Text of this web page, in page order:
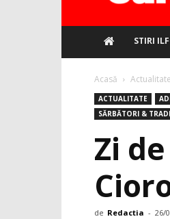
STIRI
Acasă Actualitate
ACTUALITATE
SĂRBĂTORI &
Zi
de Redactia - 26/